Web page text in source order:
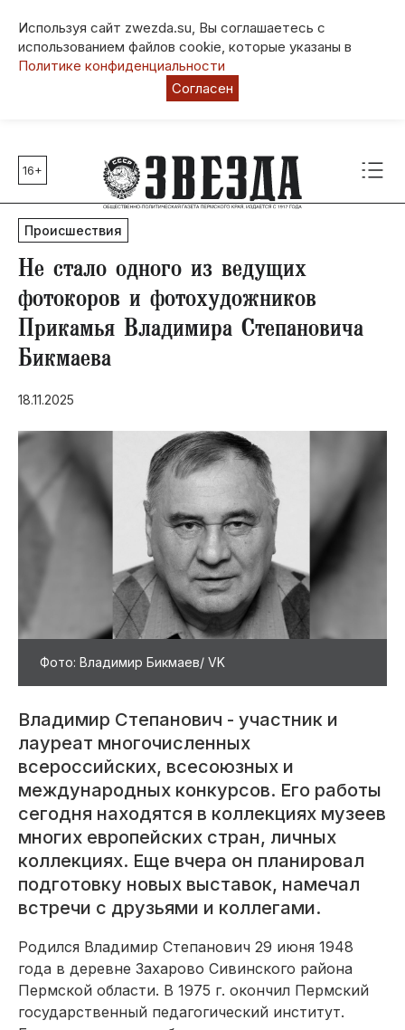
Используя сайт zwezda.su, Вы соглашаетесь с
использованием файлов cookie, которые указаны в
Политике конфиденциальности
Согласен
Главные темы
80 лет Победы
Молодежная столица РФ
СВО
Выборы в Пермском крае
Социальная поддержка
Инфраструктура
Благоустройство
16+
Происшествия
Не стало одного из ведущих
фотокоров и фотохудожников
Прикамья Владимира Степановича
Бикмаева
18.11.2025
Фото: Владимир Бикмаев/ VK
Владимир Степанович - участник и
лауреат многочисленных
всероссийских, всесоюзных и
международных конкурсов. Его работы
сегодня находятся в коллекциях музеев
многих европейских стран, личных
коллекциях. Еще вчера он планировал
подготовку новых выставок, намечал
встречи с друзьями и коллегами.
Родился Владимир Степанович 29 июня 1948
года в деревне Захарово Сивинского района
Пермской области. В 1975 г. окончил Пермский
государственный педагогический институт.